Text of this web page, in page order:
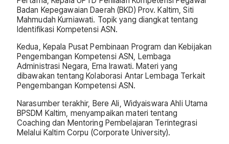
Badan Kepegawaian Daerah (BKD) Prov. Kaltim, Siti
Mahmudah Kurniawati. Topik yang diangkat tentang
Identifikasi Kompetensi ASN.
Kedua, Kepala Pusat Pembinaan Program dan Kebijakan
Pengembangan Kompetensi ASN, Lembaga
Administrasi Negara, Erna Irawati. Materi yang
dibawakan tentang Kolaborasi Antar Lembaga Terkait
Pengembangan Kompetensi ASN.
Narasumber terakhir, Bere Ali, Widyaiswara Ahli Utama
BPSDM Kaltim, menyampaikan materi tentang
Coaching dan Mentoring Pembelajaran Terintegrasi
Melalui Kaltim Corpu (Corporate University).